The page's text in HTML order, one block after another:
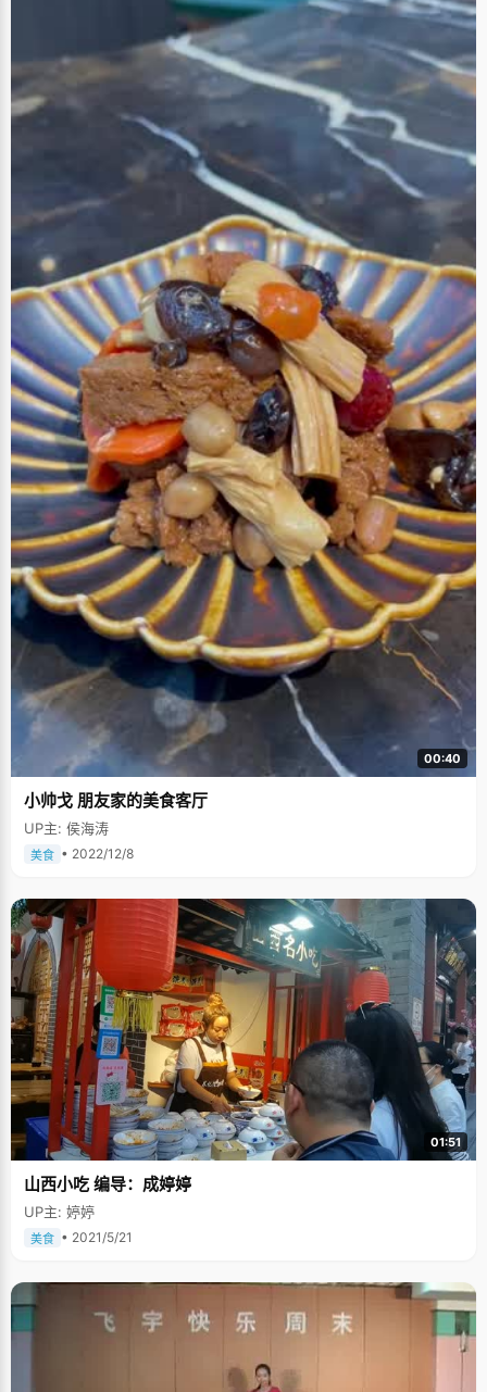
00:40
小帅戈 朋友家的美食客厅
UP主: 侯海涛
美食 • 2022/12/8
01:51
山西小吃 编导：成婷婷
UP主: 婷婷
美食 • 2021/5/21